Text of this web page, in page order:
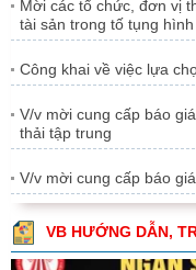
Mời các tổ chức, đơn vị
tài sản trong tố tụng
Công khai về việc lựa
V/v mời cung cấp báo
thải tập trung
V/v mời cung cấp báo
VB HƯỚNG DẪN,